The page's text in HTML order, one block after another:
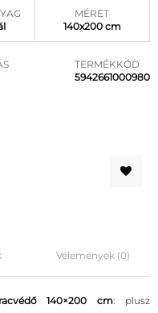
MÉRET
140x200 cm
TERMÉKKÓD
5942661000980
Vélemények (0)
140×200 cm: plusz